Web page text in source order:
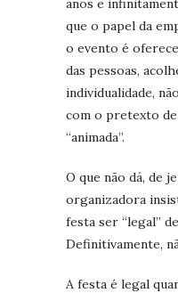
anos e
que o papel da
o evento é
das pessoas,
individualidade,
com o pretexto
“animada”.
O que não dá, de
organizadora
festa ser “legal”
Definitivamente,
A festa é legal